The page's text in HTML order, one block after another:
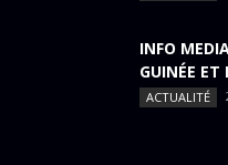
INFO
GUINÉE ET
ACTUALITÉ